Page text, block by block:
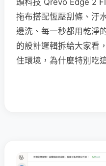
拖布搭配恆壓刮條、汙
邊洗、每一秒都用乾淨
的設計邏輯拆給大家看
住環境，為什麼特別吃